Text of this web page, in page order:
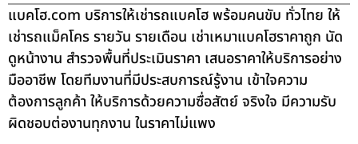
แบคโฮ.com บริการให้เช่ารถแบคโฮ พร้อมคนขับ ทั่วไทย ให้
เช่ารถแม็คโคร รายวัน รายเดือน เช่าเหมาแบคโฮราคาถูก นัด
ดูหน้างาน สำรวจพื้นที่ประเมินราคา เสนอราคาให้บริการอย่าง
มืออาชีพ โดยทีมงานที่มีประสบการณ์รู้งาน เข้าใจความ
ต้องการลูกค้า ให้บริการด้วยความซื่อสัตย์ จริงใจ มีความรับ
ผิดชอบต่องานทุกงาน ในราคาไม่แพง